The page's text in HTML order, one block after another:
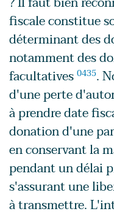
fiscale constitue
déterminant des
notamment des
facultatives 0435.
d'une perte
à prendre date
donation d'une
en conservant la
pendant un délai
s'assurant une
à transmettre.